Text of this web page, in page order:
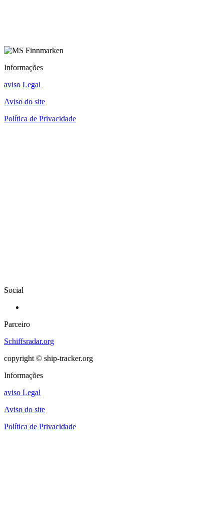
Informações
aviso Legal
Aviso do site
Política de Privacidade
Social
Parceiro
Schiffsradar.org
copyright © ship-tracker.org
Informações
aviso Legal
Aviso do site
Política de Privacidade